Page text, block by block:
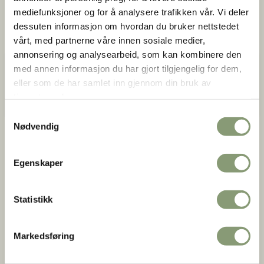
mediefunksjoner og for å analysere trafikken vår. Vi deler
dessuten informasjon om hvordan du bruker nettstedet
vårt, med partnerne våre innen sosiale medier,
annonsering og analysearbeid, som kan kombinere den
med annen informasjon du har gjort tilgjengelig for dem,
eller som de har samlet inn gjennom din bruk av
Nødvendig
Egenskaper
Statistikk
Markedsføring
Se mer på DigitaltMuseum
Se mer på DigitaltMuseum
Utstilling
Gårdsarbeid
I løa fra Holsagen